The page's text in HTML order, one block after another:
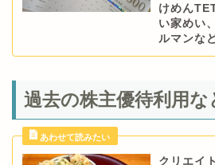
けめん
い家めい
ルマンな
過去の株主優待利用な
クリエイ